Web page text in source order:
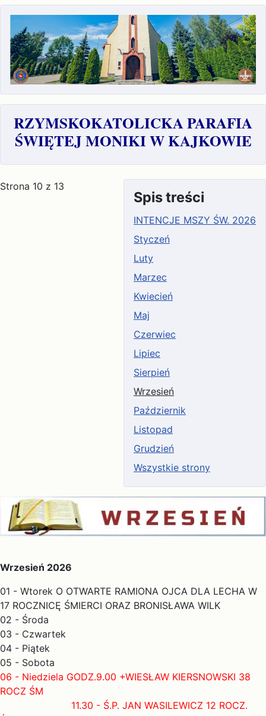
RZYMSKOKATOLICKA PARAFIA
ŚWIĘTEJ MONIKI W KAJKOWIE
Spis treści
INTENCJE MSZY ŚW. 2026
Styczeń
Luty
Marzec
Kwiecień
Maj
Czerwiec
Lipiec
Sierpień
Wrzesień
Październik
Listopad
Grudzień
Wszystkie strony
Strona 10 z 13
Wrzesień 2026
01 - Wtorek O OTWARTE RAMIONA OJCA DLA LECHA W
17 ROCZNICĘ ŚMIERCI ORAZ BRONISŁAWA WILK
02 - Środa
03 - Czwartek
04 - Piątek
05 - Sobota
06 - Niedziela GODZ.9.00 +WIESŁAW KIERSNOWSKI 38
ROCZ ŚM
11.30 - Ś.P. JAN WASILEWICZ 12 ROCZ.